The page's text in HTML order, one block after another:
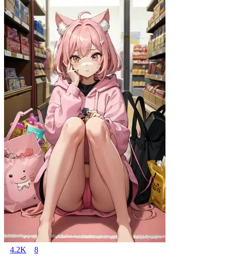
4.2K 8